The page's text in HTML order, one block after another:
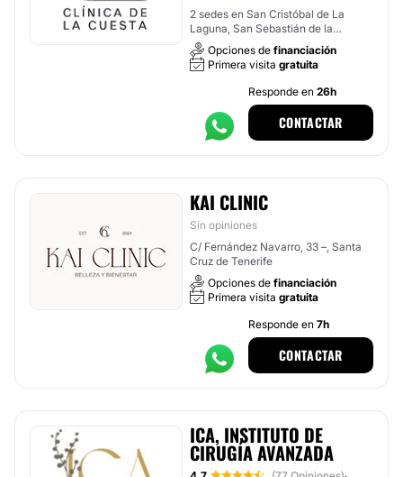
2 sedes en San Cristóbal de La
Laguna, San Sebastián de la
Gomera
Opciones de financiación
Primera visita gratuita
Responde en 26h
CONTACTAR
KAI CLINIC
Sin opiniones
C/ Fernández Navarro, 33 –, Santa
Cruz de Tenerife
Opciones de financiación
Primera visita gratuita
Responde en 7h
CONTACTAR
ICA, INSTITUTO DE
CIRUGÍA AVANZADA